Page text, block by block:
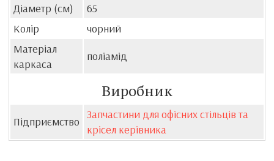
Діаметр (см)
65
Колір
чорний
Матеріал
каркаса
поліамід
Виробник
Підприємство
Запчастини для офісних стільців та
крісел керівника